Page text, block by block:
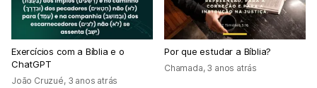
Exercícios com a Bíblia e o
ChatGPT
João Cruzué, 3 anos atrás
Por que estudar a Bíblia?
Chamada, 3 anos atrás